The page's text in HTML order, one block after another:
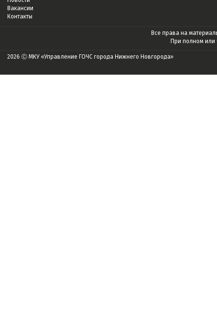
Вакансии
Контакты
Все права на
При полном или
2026 Ⓒ МКУ «Управление ГОЧС города Нижнего Новгорода»